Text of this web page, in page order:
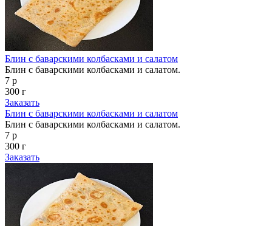
Блин с баварскими колбасками и салатом
Блин с баварскими колбасками и салатом.
7 р
300 г
Заказать
Блин с баварскими колбасками и салатом
Блин с баварскими колбасками и салатом.
7 р
300 г
Заказать